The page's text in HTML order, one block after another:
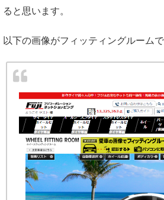
ると思います。
以下の画像がフィッティングルームで